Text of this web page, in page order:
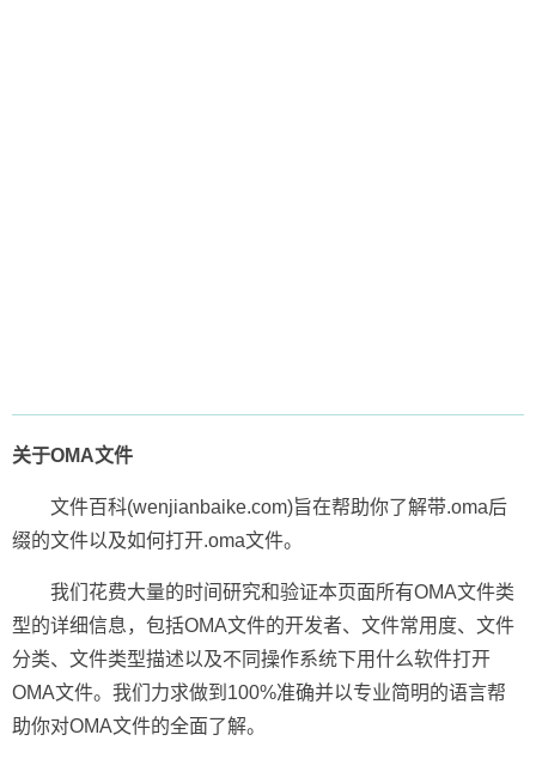
关于OMA文件
文件百科(wenjianbaike.com)旨在帮助你了解带.oma后
缀的文件以及如何打开.oma文件。
我们花费大量的时间研究和验证本页面所有OMA文件类
型的详细信息，包括OMA文件的开发者、文件常用度、文件
分类、文件类型描述以及不同操作系统下用什么软件打开
OMA文件。我们力求做到100%准确并以专业简明的语言帮
助你对OMA文件的全面了解。